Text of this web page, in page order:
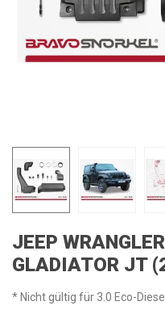
JEEP
GLADIATOR JT
* Nicht gültig für 3.0 Eco-